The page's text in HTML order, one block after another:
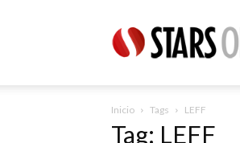
Online
Inicio Tags LEFF
Tag: LEFF